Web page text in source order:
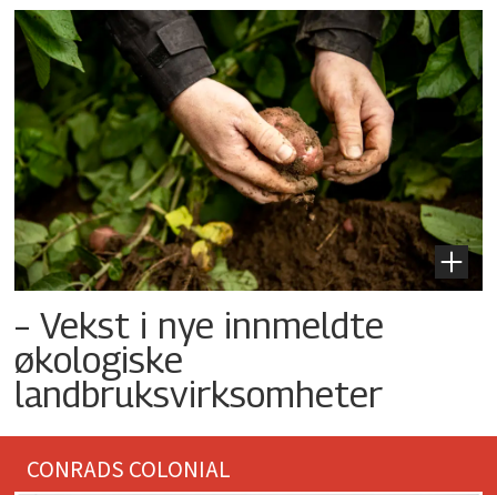
– Vekst i nye innmeldte
økologiske
landbruksvirksomheter
CONRADS COLONIAL